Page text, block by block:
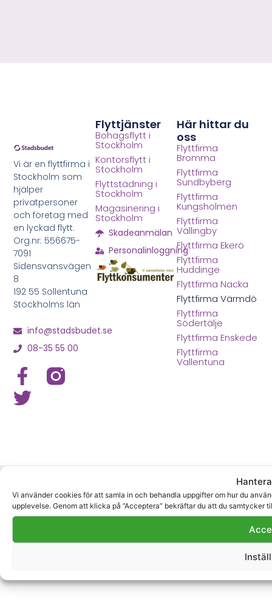
Vi använder cookies för att samla in och behandla uppgifter om hur du
upplevelse. Genom att klicka på ”Acceptera” bekräftar du att du samtycker
Vi är en flyttfirma i
Stockholm som
hjälper
privatpersoner
och företag med
en lyckad flytt.
Org.nr: 556675-
7091
Sidensvansvägen
8
192 55 Sollentuna
Stockholms län
info@stadsbudet.se
08-35 55 00
Här hittar du
oss
Flyttfirma
Bromma
Flyttfirma
Sundbyberg
Flyttfirma
Kungsholmen
Flyttfirma
Vällingby
Flyttfirma Ekerö
Flyttfirma
Huddinge
Flyttfirma Nacka
Flyttfirma Värmdö
Flyttfirma
Södertälje
Flyttfirma Enskede
Flyttfirma
Vallentuna
Flyttjänster
Bohagsflytt i
Stockholm
Kontorsflytt i
Stockholm
Flyttstädning i
Stockholm
Magasinering i
Stockholm
Skadeanmälan
Personalinloggning